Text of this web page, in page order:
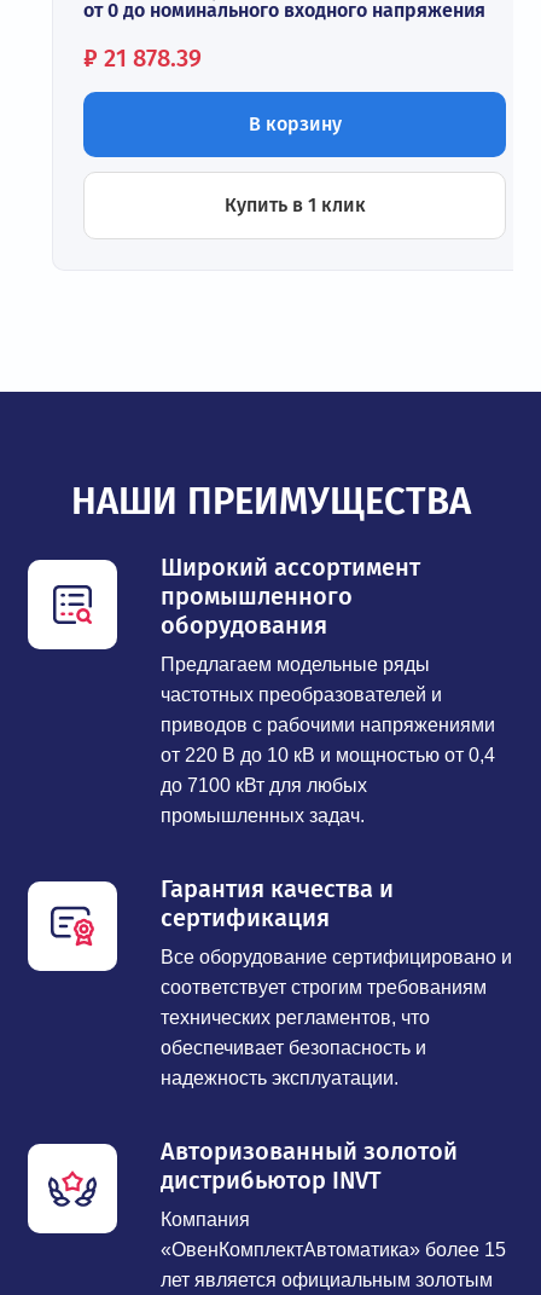
от 0 до номинального входного напряжения
Цена:
₽ 21 878.39
В корзину
Купить в 1 клик
НАШИ ПРЕИМУЩЕСТВА
Широкий ассортимент
промышленного
оборудования
Предлагаем модельные ряды
частотных преобразователей и
приводов с рабочими напряжениями
от 220 В до 10 кВ и мощностью от 0,4
до 7100 кВт для любых
промышленных задач.
Гарантия качества и
сертификация
Все оборудование сертифицировано и
соответствует строгим требованиям
технических регламентов, что
обеспечивает безопасность и
надежность эксплуатации.
Авторизованный золотой
дистрибьютор INVT
Компания
«ОвенКомплектАвтоматика» более 15
лет является официальным золотым